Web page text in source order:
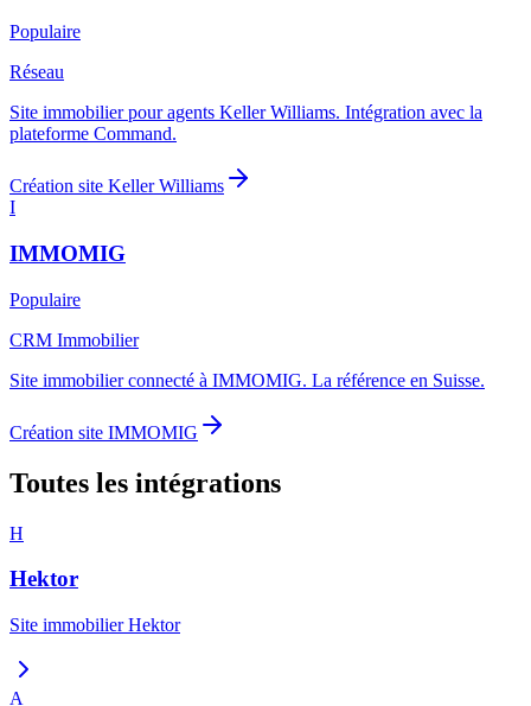
Populaire
Réseau
Site immobilier pour agents Keller Williams. Intégration avec la
plateforme Command.
Création site Keller Williams
I
IMMOMIG
Populaire
CRM Immobilier
Site immobilier connecté à IMMOMIG. La référence en Suisse.
Création site IMMOMIG
Toutes les intégrations
H
Hektor
Site immobilierHektor
A